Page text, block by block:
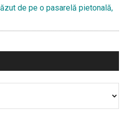
de pe o pasarelă pietonală,